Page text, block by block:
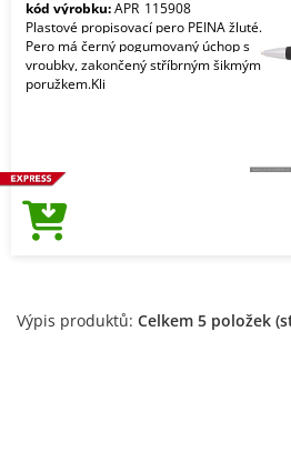
kód výrobku:APR_115908
Plastové propisovací pero PEINA žluté.
Pero má černý pogumovaný úchop s
vroubky, zakončený stříbrným šikmým
poružkem.Kli
Výpis produktů: Celkem 5 položek